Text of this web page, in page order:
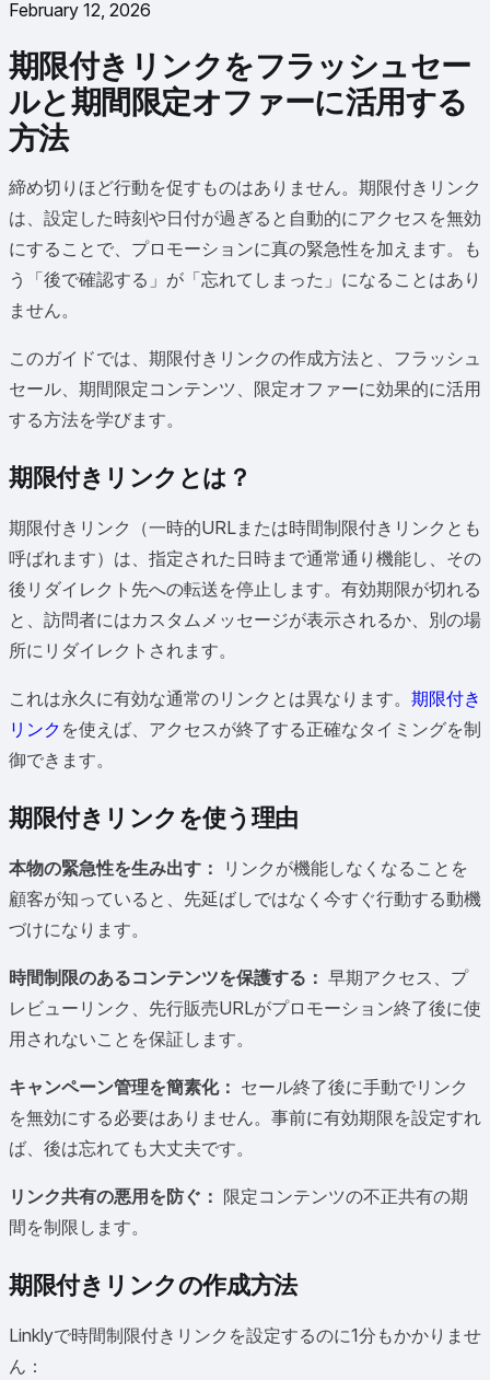
February 12, 2026
期限付きリンクをフラッシュセー
ルと期間限定オファーに活用する
方法
締め切りほど行動を促すものはありません。期限付きリンク
は、設定した時刻や日付が過ぎると自動的にアクセスを無効
にすることで、プロモーションに真の緊急性を加えます。も
う「後で確認する」が「忘れてしまった」になることはあり
ません。
このガイドでは、期限付きリンクの作成方法と、フラッシュ
セール、期間限定コンテンツ、限定オファーに効果的に活用
する方法を学びます。
期限付きリンクとは？
期限付きリンク（一時的URLまたは時間制限付きリンクとも
呼ばれます）は、指定された日時まで通常通り機能し、その
後リダイレクト先への転送を停止します。有効期限が切れる
と、訪問者にはカスタムメッセージが表示されるか、別の場
所にリダイレクトされます。
これは永久に有効な通常のリンクとは異なります。 期限付き
リンク を使えば、アクセスが終了する正確なタイミングを制
御できます。
期限付きリンクを使う理由
本物の緊急性を生み出す：
リンクが機能しなくなることを
顧客が知っていると、先延ばしではなく今すぐ行動する動機
づけになります。
時間制限のあるコンテンツを保護する： 早期アクセス、プ
レビューリンク、先行販売URLがプロモーション終了後に使
用されないことを保証します。
キャンペーン管理を簡素化： セール終了後に手動でリンク
を無効にする必要はありません。事前に有効期限を設定すれ
ば、後は忘れても大丈夫です。
リンク共有の悪用を防ぐ： 限定コンテンツの不正共有の期
間を制限します。
期限付きリンクの作成方法
Linklyで時間制限付きリンクを設定するのに1分もかかりませ
ん：